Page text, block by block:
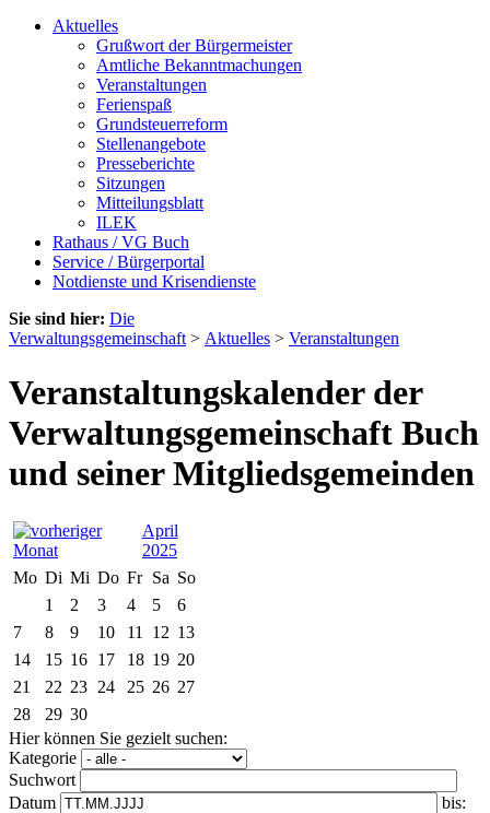
Aktuelles
Grußwort der Bürgermeister
Amtliche Bekanntmachungen
Veranstaltungen
Ferienspaß
Grundsteuerreform
Stellenangebote
Presseberichte
Sitzungen
Mitteilungsblatt
ILEK
Rathaus / VG Buch
Service / Bürgerportal
Notdienste und Krisendienste
Sie sind hier: Die
Verwaltungsgemeinschaft > Aktuelles > Veranstaltungen
Veranstaltungskalender der
Verwaltungsgemeinschaft Buch
und seiner Mitgliedsgemeinden
April
2025
Mo Di Mi Do Fr Sa So
1
2 3 4 5
6
7
8 9 10 11 12 13
14
15 16 17 18 19 20
21
22 23 24 25 26 27
28
29 30
Hier können Sie gezielt suchen:
Kategorie
Suchwort
Datum
bis: